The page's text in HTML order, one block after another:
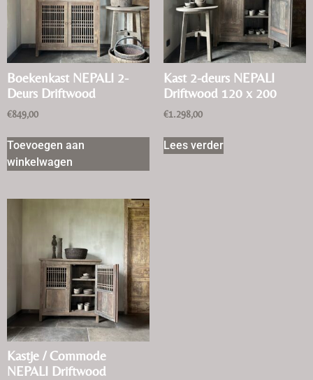
Boekenkast NEPALI 2-
Deurs Driftwood
€849,00
Toevoegen aan
winkelwagen
Kast 2-deurs NEPALI
Driftwood 120 x 200
€1.298,00
Lees verder
Kastje / Commode
NEPALI Driftwood